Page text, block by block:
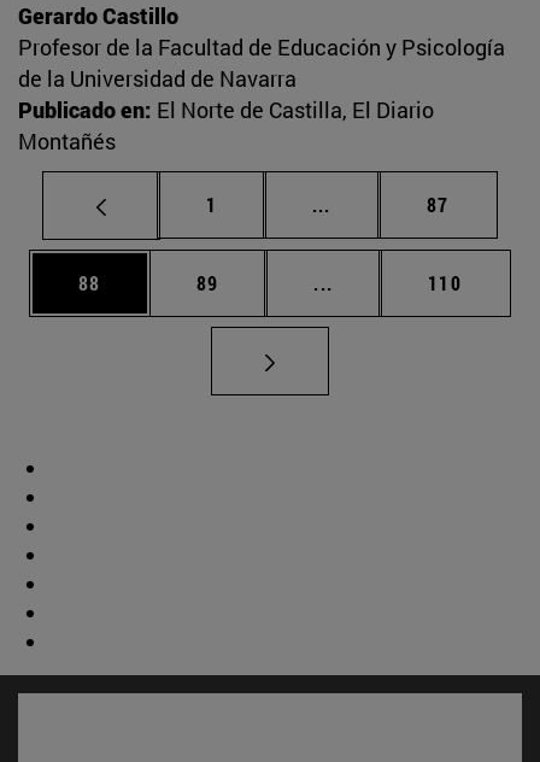
Gerardo Castillo
Profesor de la Facultad de Educación y Psicología
de la Universidad de Navarra
Publicado en: El Norte de Castilla, El Diario
Montañés
Página
1 ... Páginas intermedias
Página
87
Página
88 Página
89 ... Páginas intermedias
Página
110